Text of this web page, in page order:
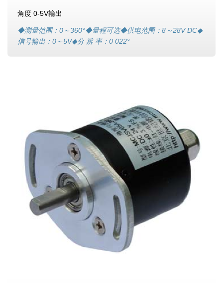
角度 0-5V输出
◆测量范围：0～360°◆量程可选◆供电范围：8～28V DC◆
信号输出：0～5V◆分 辨 率：0 022°